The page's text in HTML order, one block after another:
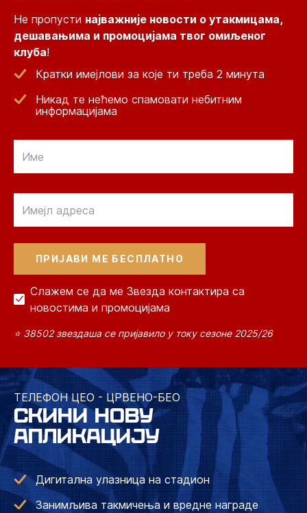
Не пропусти најважније новости о утакмицама,
дешавањима и промоцијама твог омиљеног
клуба!
Кратки имејлови за које ти треба 2 минута
Никад те нећемо спамовати небитним
информацијама
Слажем се да ме Звезда контактира са
новостима и промоцијама
⭐ 38502 звездаша се пријавило у току сезоне 2025/26
ТЕЛЕФОН ЦЕО - ЦРВЕНО-БЕО
СКИНИ НОВУ
АПЛИКАЦИЈУ
Дигитална улазница на стадион
Занимљива такмичења и вредне награде